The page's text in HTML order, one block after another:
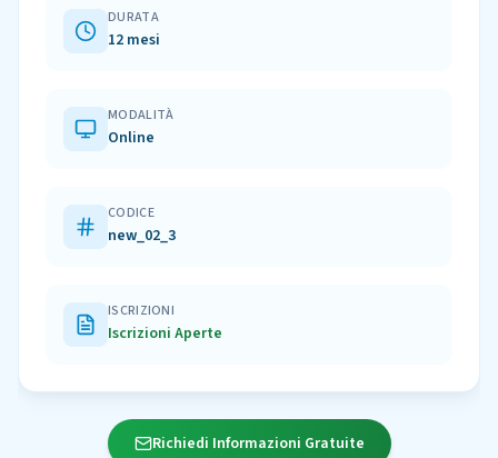
DURATA
12 mesi
MODALITÀ
Online
CODICE
new_02_3
ISCRIZIONI
Iscrizioni Aperte
Richiedi Informazioni Gratuite